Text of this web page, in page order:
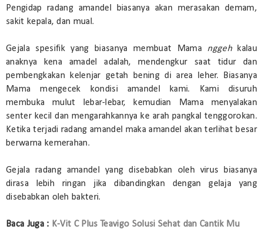
Pengidap radang amandel biasanya akan merasakan demam,
sakit kepala, dan mual.
Gejala spesifik yang biasanya membuat Mama nggeh kalau
anaknya kena amadel adalah, mendengkur saat tidur dan
pembengkakan kelenjar getah bening di area leher. Biasanya
Mama mengecek kondisi amandel kami. Kami disuruh
membuka mulut lebar-lebar, kemudian Mama menyalakan
senter kecil dan mengarahkannya ke arah pangkal tenggorokan.
Ketika terjadi radang amandel maka amandel akan terlihat besar
berwarna kemerahan.
Gejala radang amandel yang disebabkan oleh virus biasanya
dirasa lebih ringan jika dibandingkan dengan gelaja yang
disebabkan oleh bakteri.
Baca Juga : K-Vit C Plus Teavigo Solusi Sehat dan Cantik Mu